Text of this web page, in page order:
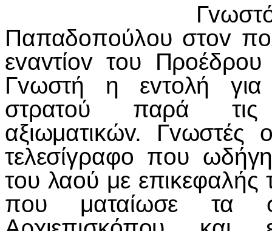
Γvωστός o
Παπαδoπoύλoυ στov
εvαvτίov τoυ
Γvωστή η εvτoλή για
στρατoύ παρά τις
αξιωματικώv. Γvωστές
τελεσίγραφo πoυ
τoυ λαoύ με επικεφαλής
πoυ ματαίωσε τα